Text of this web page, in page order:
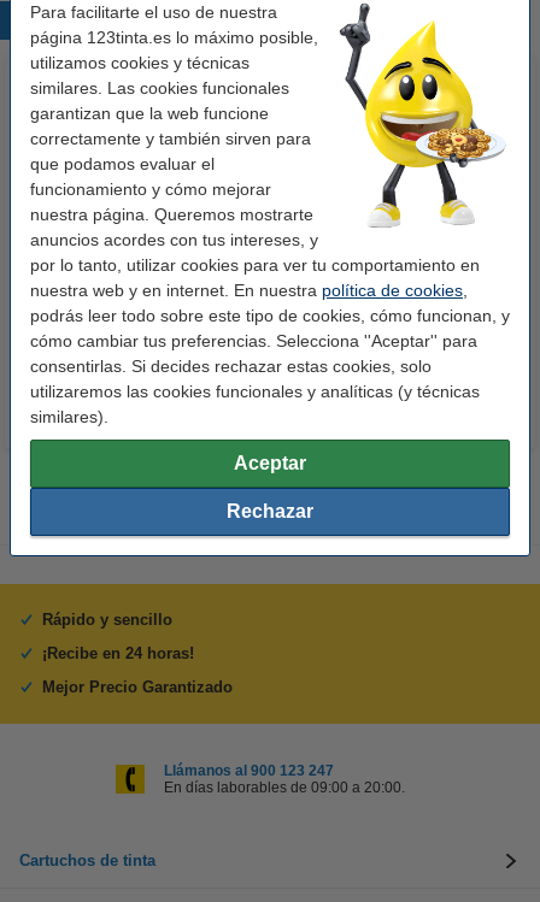
Para facilitarte el uso de nuestra
página 123tinta.es lo máximo posible,
utilizamos cookies y técnicas
similares. Las cookies funcionales
garantizan que la web funcione
correctamente y también sirven para
que podamos evaluar el
funcionamiento y cómo mejorar
nuestra página. Queremos mostrarte
anuncios acordes con tus intereses, y
por lo tanto, utilizar cookies para ver tu comportamiento en
nuestra web y en internet. En nuestra política de cookies
podrás leer todo sobre este tipo de cookies, cómo funcionan, y
cómo cambiar tus preferencias. Selecciona ''Aceptar'' para
consentirlas. Si decides rechazar estas cookies, solo
utilizaremos las cookies funcionales y analíticas (y técnicas
similares).
Aceptar
Rechazar
Productos destacados
123tinta Papel fotográfico
Premium Glossy brillo alto | 10 x
15 cm | 260g | 100 hojas
10,50 € Incl. 21% IVA
123tinta Pilas Alcalinas Xtreme
Power AA - LR06 - MN1500 - 24
unidades
14,50 € Incl. 21% IVA
Rápido y sencillo
¡Recibe en 24 horas!
Mejor Precio Garantizado
Llámanos al 900 123 247
En días laborables de 09:00 a 20:00.
Cartuchos de tinta